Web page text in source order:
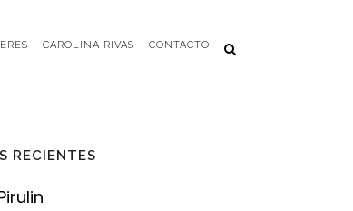
CAROLINA RIVAS CONTACTO
RECIENTES